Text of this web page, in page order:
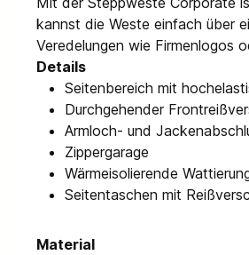
kannst die Weste einfach über
Veredelungen wie Firmenlogos
Details
Seitenbereich mit
Durchgehender
Armloch- und
Zippergarage
Wärmeisolierende
Seitentaschen mit
Material